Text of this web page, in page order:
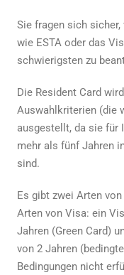
Sie fragen sich
wie ESTA oder das
schwierigsten zu
Die Resident Card
Auswahlkriterien (die
ausgestellt, da sie für
mehr als fünf Jahren
sind.
Es gibt zwei Arten
Arten von Visa: ein
Jahren (Green Card)
von 2 Jahren
Bedingungen nicht